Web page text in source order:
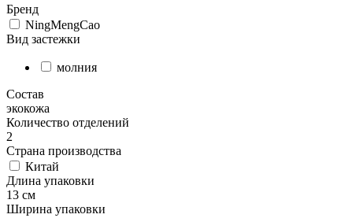
Бренд
NingMengCao
Вид застежки
молния
Состав
экокожа
Количество отделений
2
Страна производства
Китай
Длина упаковки
13 см
Ширина упаковки